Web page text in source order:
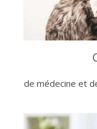
de médecine et